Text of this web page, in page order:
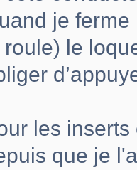
je
roule) le
les
que je